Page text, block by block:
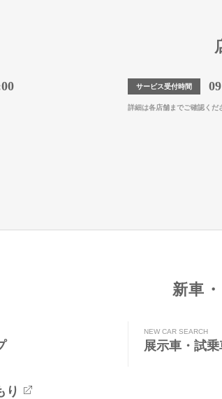
サービス受付時間
詳細は各店舗までご確認くだ
新車
NEW CAR SEARCH
展示車・試
り